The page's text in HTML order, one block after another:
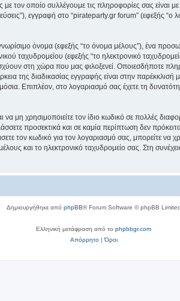
τον οποίο συλλέγουμε τις πληροφορίες σας είναι
εγγραφή στο “pirateparty.gr forum” (εφεξής
όνομα (εφεξής “το όνομα μέλους”), ένα
ταχυδρομείου (εφεξής “το ηλεκτρονικό
στη χώρα που μας φιλοξενεί. Οποιεσδήποτε
της διαδικασίας εγγραφής είναι στην παρέκκλισή
Επιπλέον, στο λογαριασμό σας έχετε τη
μη χρησιμοποιείτε τον ίδιο κωδικό σε πολλές
προσεκτικά και σε καμία περίπτωση δεν
τον κωδικό για τον λογαριασμό σας, μπορείτε να
και το ηλεκτρονικό ταχυδρομείο σας. Στη
Δημιουργήθηκε από phpBB® Forum Software © phpBB Limited
Ελληνική μετάφραση από το phpbbgr.com
Απόρρητο|Όροι